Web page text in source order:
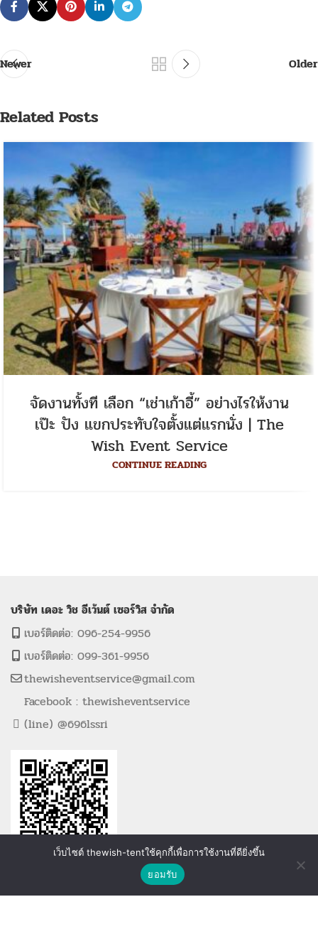
Newer Older
Related Posts
จัดงานทั้งที เลือก “เช่าเก้าอี้” อย่างไรให้งาน
เป๊ะ ปัง แขกประทับใจตั้งแต่แรกนั่ง | The
Wish Event Service
CONTINUE READING
บริษัท เดอะ วิช อีเว้นต์ เซอร์วิส จำกัด
เบอร์ติดต่อ: 096-254-9956
เบอร์ติดต่อ: 099-361-9956
thewisheventservice@gmail.com
Facebook : thewisheventservice
(line) @696lssri
เว็บไซต์ thewish-tentใช้คุกกี้เพื่อการใช้งานที่ดียิ่งขึ้น
ยอมรับ
ติดต่อเรา